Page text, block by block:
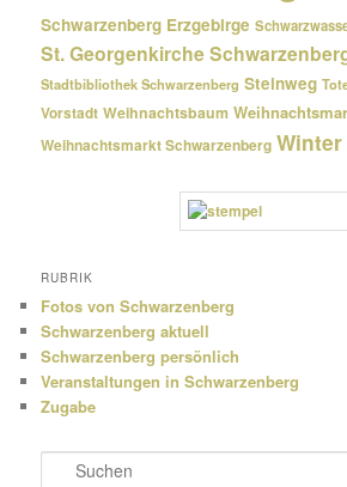
Schwarzenberg Erzgebirge
St. Georgenkirche
Stadtbibliothek Schwarzenberg Steinweg
Vorstadt Weihnachtsbaum
Weihnachtsmarkt Schwarzenberg Winter
RUBRIK
Fotos von Schwarzenberg
Schwarzenberg aktuell
Schwarzenberg persönlich
Veranstaltungen in Schwarzenberg
Zugabe